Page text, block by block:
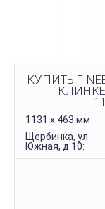
КУПИТЬ
1131 х 463 мм
Щербинка, ул.
Южная, д.10: